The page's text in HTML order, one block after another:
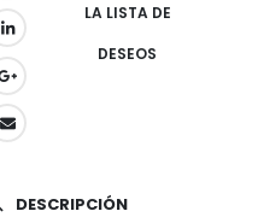
LA LISTA DE
DESEOS
DESCRIPCIÓN